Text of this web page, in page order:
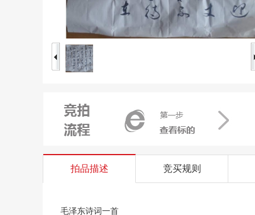
拍品描述 竞买规则
毛泽东诗词一首